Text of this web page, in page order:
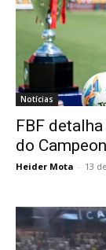
Notícias
FBF
do
Heider Mota - 13